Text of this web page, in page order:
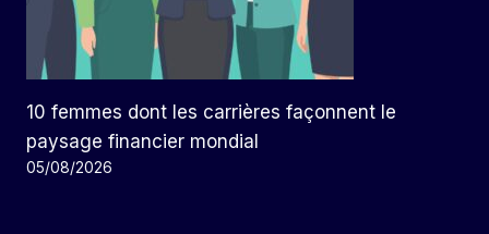
10 femmes dont les carrières façonnent le
paysage financier mondial
05/08/2026